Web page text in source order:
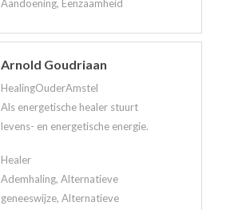
Aandoening, Eenzaamheid
Arnold Goudriaan
HealingOuderAmstel
Als energetische healer stuurt
levens- en energetische energie.
Healer
Ademhaling, Alternatieve
geneeswijze, Alternatieve